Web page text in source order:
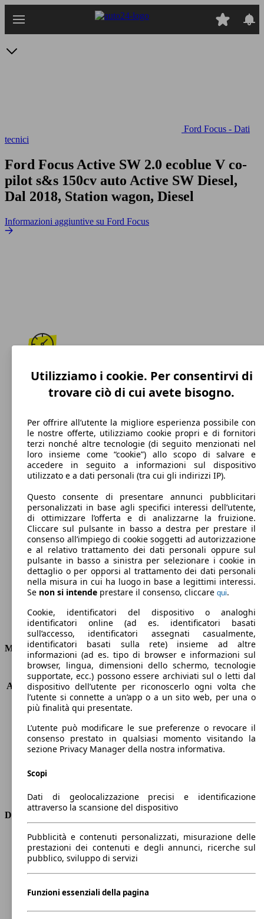
Ford Focus - Dati
tecnici
Ford Focus Active SW 2.0 ecoblue V co-
pilot s&s 150cv auto Active SW Diesel,
Dal 2018, Station wagon, Diesel
Informazioni aggiuntive su Ford Focus
203 km/h
Velocità massima
Diesel
Carburante
116 g/km
Emissioni di CO2 (combinato)*
Consumi
Motore e Prestazioni
KW (PS)
110 kW (150 PS)
Accelerazione (0-100 km/h)
9.5s
Velocità massima (km/h)
203 km/h
Numero di marce
8
Coppia
350 nm
Cilindrata
1997 ccm
Carburante
Diesel
Trasmissione
Dimensioni
Lunghezza
4690 mm
Altezza
1530 mm
Larghezza
Peso massimo
2105 kg
Utilizziamo i cookie. Per consentirvi di
trovare ciò di cui avete bisogno.
Per offrire all’utente la migliore esperienza possibile con
le nostre offerte, utilizziamo cookie propri e di fornitori
terzi nonché altre tecnologie (di seguito menzionati nel
loro insieme come “cookie”) allo scopo di salvare e
accedere in seguito a informazioni sul dispositivo
utilizzato e a dati personali (tra cui gli indirizzi IP).
Questo consente di presentare annunci pubblicitari
personalizzati in base agli specifici interessi dell’utente,
di ottimizzare l’offerta e di analizzarne la fruizione.
Cliccare sul pulsante in basso a destra per prestare il
consenso all’impiego di cookie soggetti ad autorizzazione
e al relativo trattamento dei dati personali oppure sul
pulsante in basso a sinistra per selezionare i cookie in
dettaglio o per opporsi al trattamento dei dati personali
nella misura in cui ha luogo in base a legittimi interessi.
Se non si intende prestare il consenso, cliccare qui.
Cookie, identificatori del dispositivo o analoghi
identificatori online (ad es. identificatori basati
sull’accesso, identificatori assegnati casualmente,
identificatori basati sulla rete) insieme ad altre
informazioni (ad es. tipo di browser e informazioni sul
browser, lingua, dimensioni dello schermo, tecnologie
supportate, ecc.) possono essere archiviati sul o letti dal
dispositivo dell’utente per riconoscerlo ogni volta che
l’utente si connette a un’app o a un sito web, per una o
più finalità qui presentate.
L’utente può modificare le sue preferenze o revocare il
consenso prestato in qualsiasi momento visitando la
sezione Privacy Manager della nostra informativa.
Scopi
Dati di geolocalizzazione precisi e identificazione
attraverso la scansione del dispositivo
Pubblicità e contenuti personalizzati, misurazione delle
prestazioni dei contenuti e degli annunci, ricerche sul
pubblico, sviluppo di servizi
Funzioni essenziali della pagina